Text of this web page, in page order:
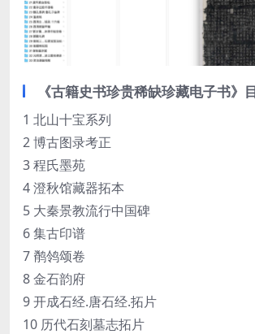
《古籍史书珍贵稀缺珍藏电子书》
1 北山十宝系列
2 博古图录考正
3 程氏墨苑
4 澄秋馆藏器拓本
5 大秦景教流行中国碑
6 集古印谱
7 鹡鸰颂卷
8 金石韵府
9 开成石经.唐石经.拓片
10 历代石刻墓志拓片